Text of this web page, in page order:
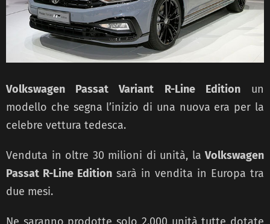
Volkswagen Passat Variant R-Line Editionun
modello che segna l’inizio di una nuova era per la
celebre vettura tedesca.
Venduta in oltre 30 milioni di unità, la Volkswagen
Passat R-Line Edition sarà in vendita in Europa tra
due mesi.